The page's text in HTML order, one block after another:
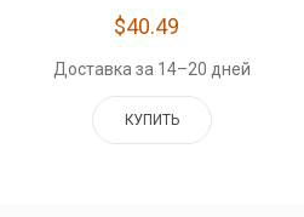
$40.49
Доставка за 14–20 дней
КУПИТЬ